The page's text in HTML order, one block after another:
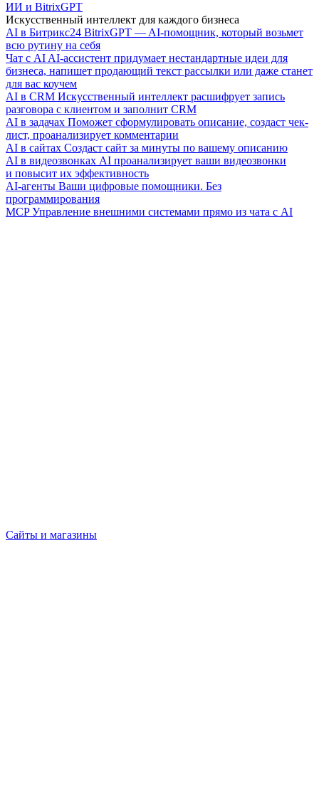
ИИ и BitrixGPT
Искусственный интеллект для каждого бизнеса
AI в Битрикс24 BitrixGPT — AI-помощник, который возьмет
всю рутину на себя
Чат с AI AI-ассистент придумает нестандартные идеи для
бизнеса, напишет продающий текст рассылки или даже станет
для вас коучем
AI в CRM Искусственный интеллект расшифрует запись
разговора с клиентом и заполнит CRM
AI в задачах Поможет сформулировать описание, создаст чек-
лист, проанализирует комментарии
AI в сайтах Создаст сайт за минуты по вашему описанию
AI в видеозвонках AI проанализирует ваши видеозвонки
и повысит их эффективность
AI-агенты Ваши цифровые помощники. Без
программирования
MCP Управление внешними системами прямо из чата с AI
Сайты и магазины